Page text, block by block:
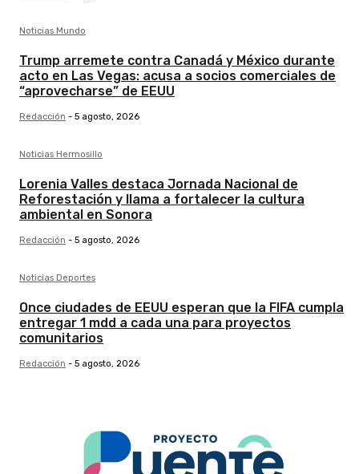
Noticias Mundo
Trump arremete contra Canadá y México durante
acto en Las Vegas: acusa a socios comerciales de
“aprovecharse” de EEUU
Redacción - 5 agosto, 2026
Noticias Hermosillo
Lorenia Valles destaca Jornada Nacional de
Reforestación y llama a fortalecer la cultura
ambiental en Sonora
Redacción - 5 agosto, 2026
Noticias Deportes
Once ciudades de EEUU esperan que la FIFA cumpla
entregar 1 mdd a cada una para proyectos
comunitarios
Redacción - 5 agosto, 2026